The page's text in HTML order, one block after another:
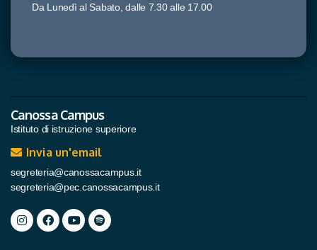
Da Lunedì al Sabato, dalle 7.30 alle 17.00
Canossa Campus
Istituto di istruzione superiore
Invia un'email
segreteria@canossacampus.it
segreteria@pec.canossacampus.it